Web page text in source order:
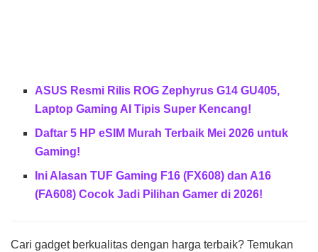
ASUS Resmi Rilis ROG Zephyrus G14 GU405,
Laptop Gaming AI Tipis Super Kencang!
Daftar 5 HP eSIM Murah Terbaik Mei 2026 untuk
Gaming!
Ini Alasan TUF Gaming F16 (FX608) dan A16
(FA608) Cocok Jadi Pilihan Gamer di 2026!
Cari gadget berkualitas dengan harga terbaik? Temukan